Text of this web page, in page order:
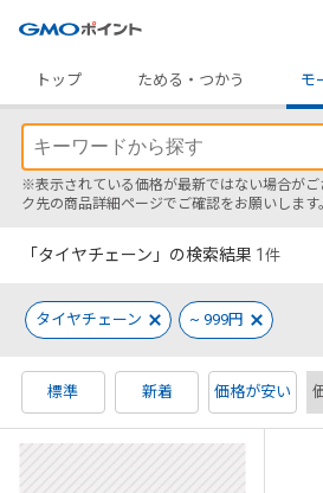
トップ
ためる・つかう モ
※表示されている価格が最新ではない場合がご
ク先の商品詳細ページでご確認をお願いします。
「タイヤチェーン」の検索結果 1 件
タイヤチェーン ~ 999円
標準 新着 価格が安い